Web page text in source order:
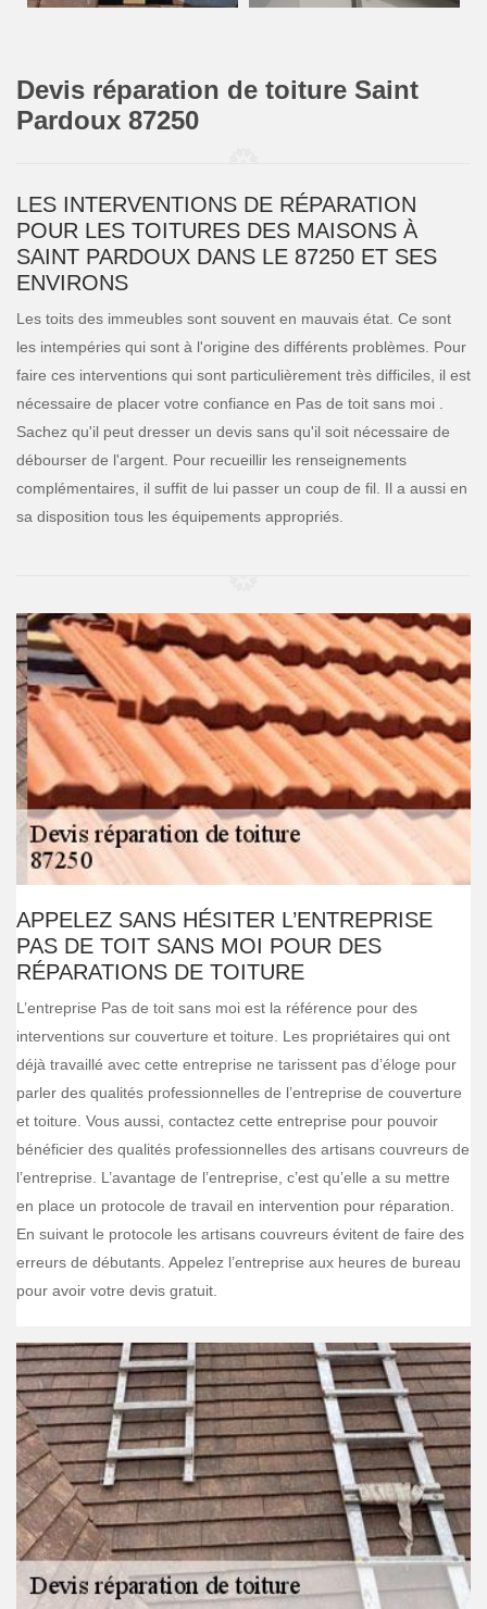
Devis réparation de toiture Saint
Pardoux 87250
LES INTERVENTIONS DE RÉPARATION
POUR LES TOITURES DES MAISONS À
SAINT PARDOUX DANS LE 87250 ET SES
ENVIRONS
Les toits des immeubles sont souvent en mauvais état. Ce sont
les intempéries qui sont à l'origine des différents problèmes. Pour
faire ces interventions qui sont particulièrement très difficiles, il est
nécessaire de placer votre confiance en Pas de toit sans moi .
Sachez qu'il peut dresser un devis sans qu'il soit nécessaire de
débourser de l'argent. Pour recueillir les renseignements
complémentaires, il suffit de lui passer un coup de fil. Il a aussi en
sa disposition tous les équipements appropriés.
APPELEZ SANS HÉSITER L’ENTREPRISE
PAS DE TOIT SANS MOI POUR DES
RÉPARATIONS DE TOITURE
L’entreprise Pas de toit sans moi est la référence pour des
interventions sur couverture et toiture. Les propriétaires qui ont
déjà travaillé avec cette entreprise ne tarissent pas d’éloge pour
parler des qualités professionnelles de l’entreprise de couverture
et toiture. Vous aussi, contactez cette entreprise pour pouvoir
bénéficier des qualités professionnelles des artisans couvreurs de
l’entreprise. L’avantage de l’entreprise, c’est qu’elle a su mettre
en place un protocole de travail en intervention pour réparation.
En suivant le protocole les artisans couvreurs évitent de faire des
erreurs de débutants. Appelez l’entreprise aux heures de bureau
pour avoir votre devis gratuit.